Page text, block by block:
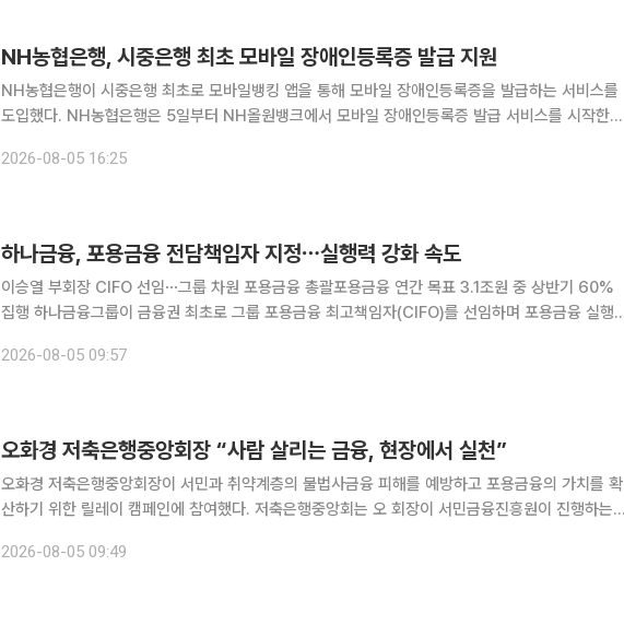
NH농협은행, 시중은행 최초 모바일 장애인등록증 발급 지원
NH농협은행이 시중은행 최초로 모바일뱅킹 앱을 통해 모바일 장애인등록증을 발급하는 서비스를
도입했다. NH농협은행은 5일부터 NH올원뱅크에서 모바일 장애인등록증 발급 서비스를 시작한다
2026-08-05 16:25
하나금융, 포용금융 전담책임자 지정⋯실행력 강화 속도
이승열 부회장 CIFO 선임⋯그룹 차원 포용금융 총괄포용금융 연간 목표 3.1조원 중 상반기 60%
집행 하나금융그룹이 금융권 최초로 그룹 포용금융 최고책임자(CIFO)를 선임하며 포용금융 실행력
인 지원과 채무자 보호 등 하반기 추진 과제를 본격 추진한다.
2026-08-05 09:57
오화경 저축은행중앙회장 “사람 살리는 금융, 현장에서 실천”
오화경 저축은행중앙회장이 서민과 취약계층의 불법사금융 피해를 예방하고 포용금융의 가치를 확
산하기 위한 릴레이 캠페인에 참여했다. 저축은행중앙회는 오 회장이 서민금융진흥원이 진행하는
국민을 보호하고 금융의 공공성과 포용의 가치를 사회 전반에 확산하기 위해
2026-08-05 09:49